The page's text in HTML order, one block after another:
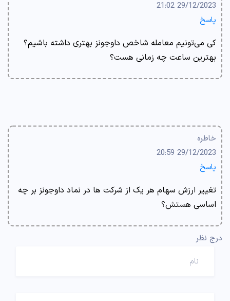
29/12/2023 21:02
پاسخ
کی می‌تونیم معامله شاخص داوجونز بهتری داشته باشیم؟
بهترین ساعت چه زمانی هست؟
خاطره
29/12/2023 20:59
پاسخ
تغییر ارزش سهام هر یک از شرکت ها در نماد داوجونز بر چه
اساسی هستش؟
درج نظر